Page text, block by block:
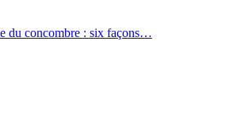
du concombre : six façons…